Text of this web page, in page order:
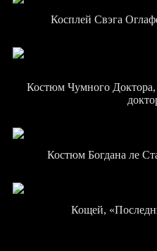
Косплей Свэга
Костюм Чумного
Костюм Богдана ле
Кощей,